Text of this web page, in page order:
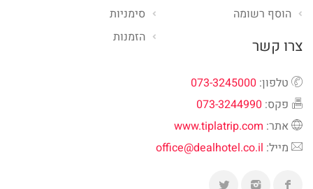
סימניות
הזמנות
הוסף רשומה
צרו קשר
טלפון: 073-3245000
פקס: 073-3244990
אתר: www.tiplatrip.com
מייל: office@dealhotel.co.il